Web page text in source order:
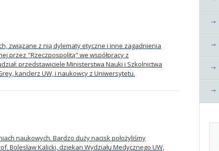
związane z nią dylematy etyczne i inne zagadnienia
przez "Rzeczpospolitą" we współpracy z
przedstawiciele Ministerstwa Nauki i Szkolnictwa
kanclerz UW, i naukowcy z Uniwersytetu.
naukowych. Bardzo duży nacisk położyliśmy
Bolesław Kalicki, dziekan Wydziału Medycznego UW,